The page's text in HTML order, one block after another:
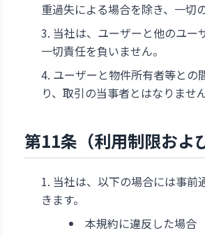
重過失による場合を除き、一切
当社は、ユーザーと他のユー
一切責任を負いません。
ユーザーと物件所有者等との
り、取引の当事者とはなりません
第11条（利用制限およ
当社は、以下の場合には事前
きます。
本規約に違反した場合